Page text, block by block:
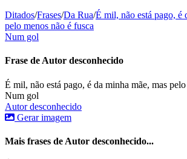
Ditados/Frases/Da Rua/É mil, não está pago, é
pelo menos não é fusca
Num gol
Frase de Autor desconhecido
É mil, não está pago, é da minha mãe, mas
Num gol
Autor desconhecido
Gerar imagem
Mais frases de Autor desconhecido...